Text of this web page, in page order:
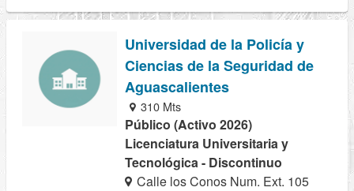
Universidad de la Policía y
Ciencias de la Seguridad de
Aguascalientes
310 Mts
Público (Activo 2026)
Licenciatura Universitaria y
Tecnológica - Discontinuo
Calle los Conos Num. Ext. 105